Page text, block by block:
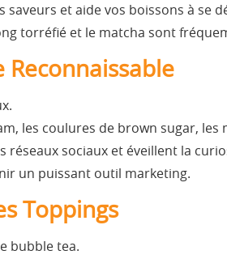
et aide vos boissons à se
torréfié et le matcha sont
les coulures de brown sugar,
sociaux et éveillent la
un puissant outil marketing.
Toppings
bubble tea.